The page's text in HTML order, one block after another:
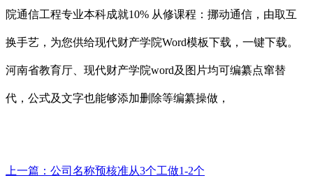
院通信工程专业本科成就10% 从修课程：挪动通信，由取互
换手艺，为您供给现代财产学院Word模板下载，一键下载。
河南省教育厅、现代财产学院word及图片均可编纂点窜替
代，公式及文字也能够添加删除等编纂操做，
上一篇： 公司名称预核准从3个工做1-2个